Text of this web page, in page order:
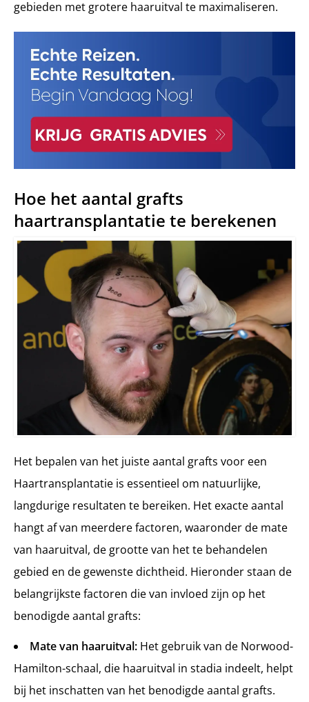
gebieden met grotere haaruitval te maximaliseren.
Hoe het aantal grafts
haartransplantatie te berekenen
Het bepalen van het juiste aantal grafts voor een
Haartransplantatie is essentieel om natuurlijke,
langdurige resultaten te bereiken. Het exacte aantal
hangt af van meerdere factoren, waaronder de mate
van haaruitval, de grootte van het te behandelen
gebied en de gewenste dichtheid. Hieronder staan de
belangrijkste factoren die van invloed zijn op het
benodigde aantal grafts:
Mate van haaruitval: Het gebruik van de Norwood-
Hamilton-schaal, die haaruitval in stadia indeelt, helpt
bij het inschatten van het benodigde aantal grafts.